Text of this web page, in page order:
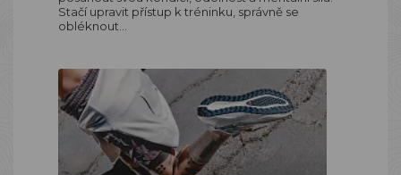
Stačí upravit přístup k tréninku, správně se
obléknout…